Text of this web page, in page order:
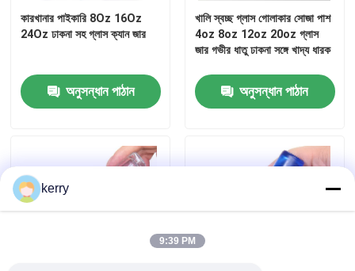
কারখানার পাইকারি 8Oz 16Oz
24Oz ঢাকনা সহ গ্লাস ক্যান জার
অনুসন্ধান পাঠান
খালি স্বচ্ছ গ্লাস গোলাকার সোজা পাশ
4oz 8oz 12oz 20oz গ্লাস
জার গভীর ধাতু ঢাকনা সঙ্গে খাদ্য ধারক
অনুসন্ধান পাঠান
kerry
9:39 PM